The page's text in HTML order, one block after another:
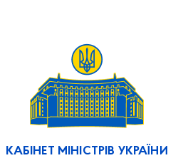
КАБІНЕТ МІНІСТРІВ УКРАЇНИ